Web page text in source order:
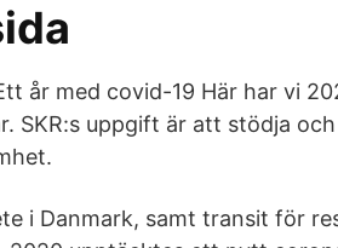
år med covid-19 Här har vi
SKR:s uppgift är att stödja
i Danmark, samt transit för